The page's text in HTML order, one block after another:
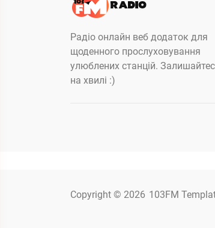
Радіо онлайн веб додаток для
щоденного прослуховування
улюблених станцій.
на хвилі :)
Copyright © 2026 103FM